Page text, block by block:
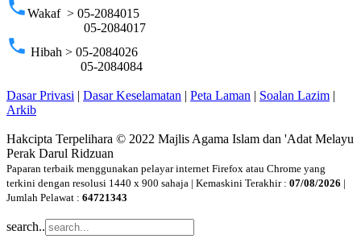
phoneWakaf > 05-2084015
05-2084017
phone Hibah > 05-2084026
05-2084084
Dasar Privasi | Dasar Keselamatan | Peta Laman | Soalan Lazim |
Arkib
Hakcipta Terpelihara © 2022 Majlis Agama Islam dan 'Adat Melayu
Perak Darul Ridzuan
Paparan terbaik menggunakan pelayar internet Firefox atau Chrome yang
terkini dengan resolusi 1440 x 900 sahaja | Kemaskini Terakhir : 07/08/2026 |
Jumlah Pelawat : 64721343
search..